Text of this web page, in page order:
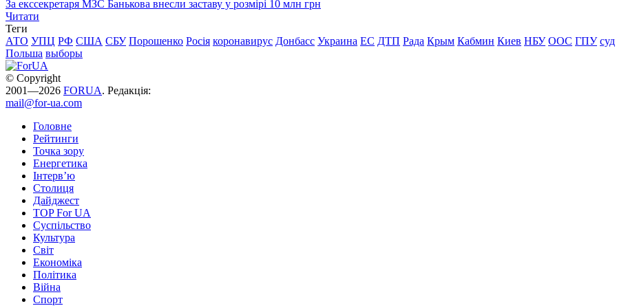
За екссекретаря МЗС Банькова внесли заставу у розмірі 10 млн грн
Читати
Теги
АТО УПЦ РФ США СБУ Порошенко Росія коронавирус Донбасс Украина ЕС ДТП Рада Крым Кабмин Киев НБУ ООС ГПУ суд
Польша выборы
© Copyright
2001—2026 FORUA. Редакція:
mail@for-ua.com
Головне
Рейтинги
Точка зору
Енергетика
Інтерв’ю
Столиця
Дайджест
TOP For UA
Суспiльство
Культура
Світ
Економіка
Політика
Війна
Спорт